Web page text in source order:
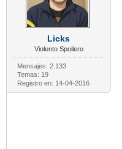
Licks
Violento Spoilero
Mensajes: 2.133
Temas: 19
Registro en: 14-04-2016